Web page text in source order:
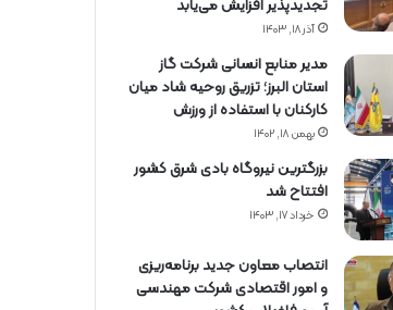
تجدیدپذیر افزایش می‌یابد
آذر ۱۸, ۱۴۰۳
مدیر منابع انسانی شرکت گاز
استان البرز؛ تزریق روحیه شاد میان
کارکنان با استفاده از ورزش
بهمن ۱۸, ۱۴۰۲
بزرگترین نیروگاه بادی شرق کشور
افتتاح شد
خرداد ۱۷, ۱۴۰۳
انتصاب معاون جدید برنامه‌ریزی
و امور اقتصادی شرکت مهندسی